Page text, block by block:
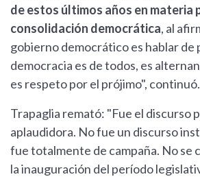
de estos últimos años en materia
consolidación democrática, al
gobierno democrático es hablar de
democracia es de todos, es
es respeto por el prójimo", continuó.
Trapaglia remató: "Fue el discurso
aplaudidora. No fue un discurso
fue totalmente de campaña. No se
la inauguración del período